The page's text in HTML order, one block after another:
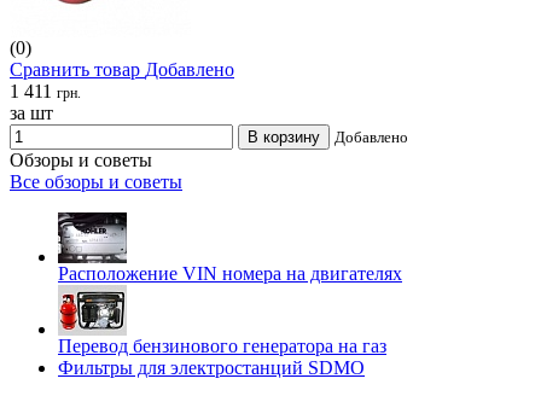
(0)
Сравнить товар Добавлено
1 411 грн.
за шт
В корзину Добавлено
Обзоры и советы
Все обзоры и советы
Расположение VIN номера на двигателях
Перевод бензинового генератора на газ
Фильтры для электростанций SDMO